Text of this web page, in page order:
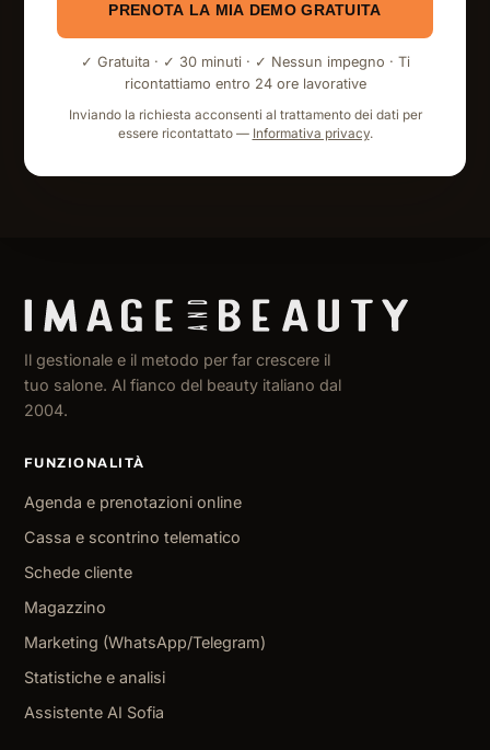
PRENOTA LA MIA DEMO GRATUITA
✓ Gratuita · ✓ 30 minuti · ✓ Nessun impegno · Ti
ricontattiamo entro 24 ore lavorative
Inviando la richiesta acconsenti al trattamento dei dati per
essere ricontattato — Informativa privacy.
Il gestionale e il metodo per far crescere il
tuo salone. Al fianco del beauty italiano dal
2004.
FUNZIONALITÀ
Agenda e prenotazioni online
Cassa e scontrino telematico
Schede cliente
Magazzino
Marketing (WhatsApp/Telegram)
Statistiche e analisi
Assistente AI Sofia